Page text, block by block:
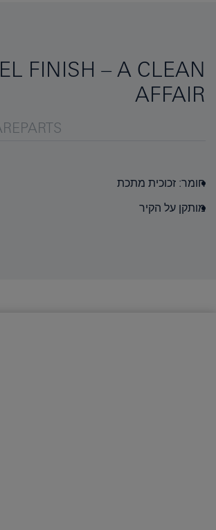
FINISH – A CLEAN
AFFAIR
חומר: זכוכית מתכת
מותקן על הקיר